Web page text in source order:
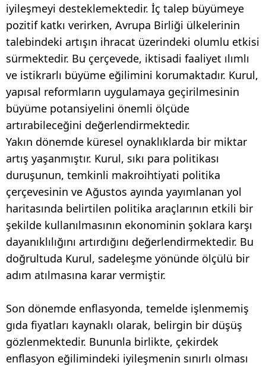
iyileşmeyi desteklemektedir. İç talep büyümeye
pozitif katkı verirken, Avrupa Birliği ülkelerinin
talebindeki artışın ihracat üzerindeki olumlu etkisi
sürmektedir. Bu çerçevede, iktisadi faaliyet ılımlı
ve istikrarlı büyüme eğilimini korumaktadır. Kurul,
yapısal reformların uygulamaya geçirilmesinin
büyüme potansiyelini önemli ölçüde
artırabileceğini değerlendirmektedir.
Yakın dönemde küresel oynaklıklarda bir miktar
artış yaşanmıştır. Kurul, sıkı para politikası
duruşunun, temkinli makroihtiyati politika
çerçevesinin ve Ağustos ayında yayımlanan yol
haritasında belirtilen politika araçlarının etkili bir
şekilde kullanılmasının ekonominin şoklara karşı
dayanıklılığını artırdığını değerlendirmektedir. Bu
doğrultuda Kurul, sadeleşme yönünde ölçülü bir
adım atılmasına karar vermiştir.
Son dönemde enflasyonda, temelde işlenmemiş
gıda fiyatları kaynaklı olarak, belirgin bir düşüş
gözlenmektedir. Bununla birlikte, çekirdek
enflasyon eğilimindeki iyileşmenin sınırlı olması